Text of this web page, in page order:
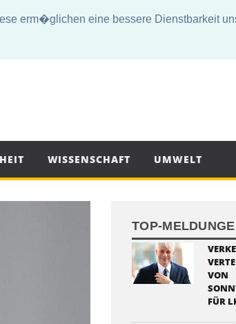
erm�glichen eine bessere Dienstbarkeit
WISSENSCHAFT UMWELT
TOP-
VON
FÜR